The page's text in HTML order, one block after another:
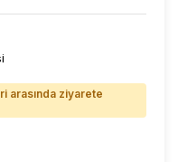
arasında ziyarete